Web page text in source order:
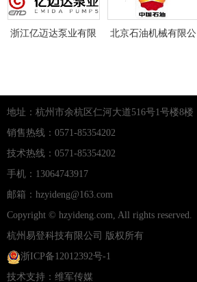
浙江亿迈达泵业有限 北京石油机械有限公
地址：杭州市余杭区仁河大道516号1号楼8楼
销售热线：0571-85354202
技术热线：0571-85354202
手机：13064743917
邮箱：hzyideng@163.com
Copyright © hzyideng.com, All rights reserved.
杭州易登科技有限公司
版权所有
浙ICP备12012392号-1
技术支持： 维军传媒